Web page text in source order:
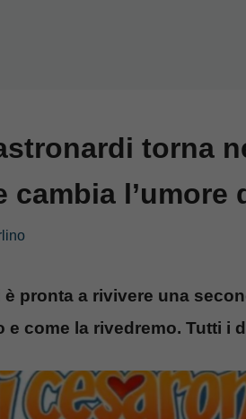
torna
cambia l’umore
pronta a rivivere una
e come la rivedremo. Tutti i